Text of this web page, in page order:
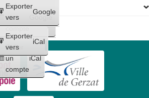
Créer
un
compte
Google
Créer
un
compte
iCal
Exporter
vers
Google
Exporter
vers
iCal